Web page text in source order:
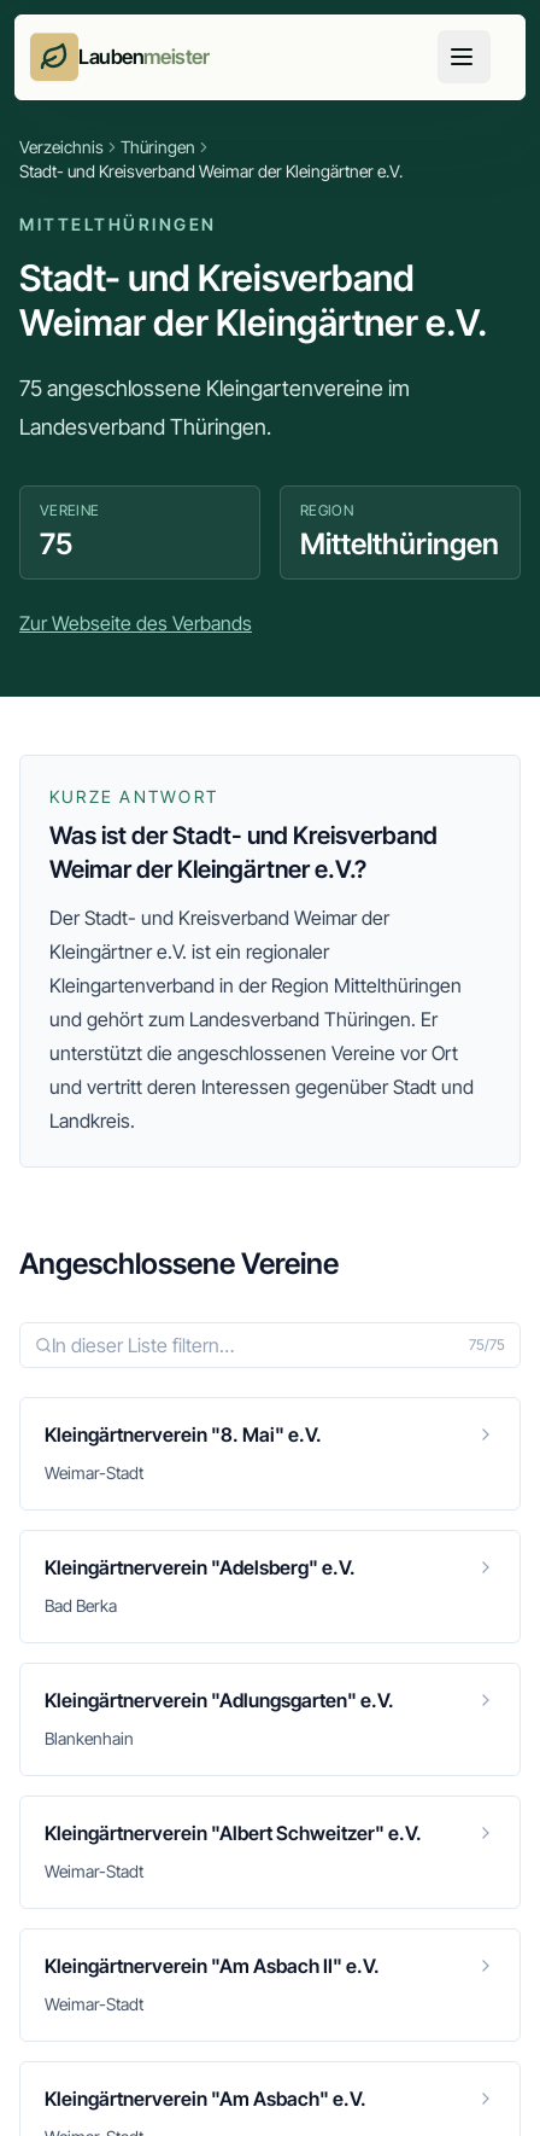
Laubenmeister
Verzeichnis
Thüringen
Stadt- und Kreisverband Weimar der Kleingärtner e.V.
MITTELTHÜRINGEN
Stadt- und Kreisverband
Weimar der Kleingärtner e.V.
75 angeschlossene Kleingartenvereine im
Landesverband Thüringen.
VEREINE
75
REGION
Mittelthüringen
Zur Webseite des Verbands
KURZE ANTWORT
Was ist der Stadt- und Kreisverband
Weimar der Kleingärtner e.V.?
DerStadt- und Kreisverband Weimar der
Kleingärtner e.V. ist ein regionaler
Kleingartenverband in der Region Mittelthüringen
und gehört zum Landesverband Thüringen. Er
unterstützt die angeschlossenen Vereine vor Ort
und vertritt deren Interessen gegenüber Stadt und
Landkreis.
Angeschlossene Vereine
75/75
Kleingärtnerverein "8. Mai" e.V.
Weimar-Stadt
Kleingärtnerverein "Adelsberg" e.V.
Bad Berka
Kleingärtnerverein "Adlungsgarten" e.V.
Blankenhain
Kleingärtnerverein "Albert Schweitzer" e.V.
Weimar-Stadt
Kleingärtnerverein "Am Asbach II" e.V.
Weimar-Stadt
Kleingärtnerverein "Am Asbach" e.V.